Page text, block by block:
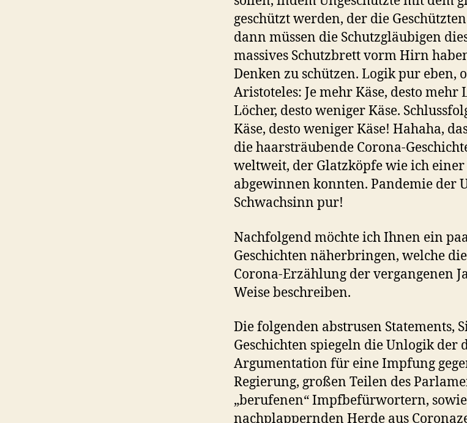
geschützt werden, der die
dann müssen die Schutzgläubigen
massives Schutzbrett vorm Hirn
Denken zu schützen. Logik pur eben,
Aristoteles: Je mehr Käse, desto mehr
Löcher, desto weniger Käse.
Käse, desto weniger Käse! Hahaha,
die haarsträubende Corona-
weltweit, der Glatzköpfe wie ich
abgewinnen konnten. Pandemie der
Schwachsinn pur!
Nachfolgend möchte ich Ihnen ein
Geschichten näherbringen, welche
Corona-Erzählung der vergangenen
Weise beschreiben.
Die folgenden abstrusen Statements,
Geschichten spiegeln die Unlogik der
Argumentation für eine Impfung
Regierung, großen Teilen des
„berufenen“ Impfbefürwortern,
nachplappernden Herde aus